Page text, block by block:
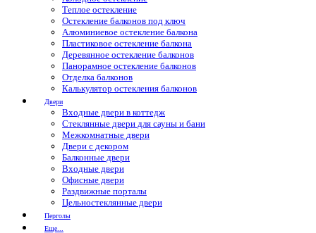
Теплое остекление
Остекление балконов под ключ
Алюминиевое остекление балкона
Пластиковое остекление балкона
Деревянное остекление балконов
Панорамное остекление балконов
Отделка балконов
Калькулятор остекления балконов
Двери
Входные двери в коттедж
Стеклянные двери для сауны и бани
Межкомнатные двери
Двери с декором
Балконные двери
Входные двери
Офисные двери
Раздвижные порталы
Цельностеклянные двери
Перголы
Еще...